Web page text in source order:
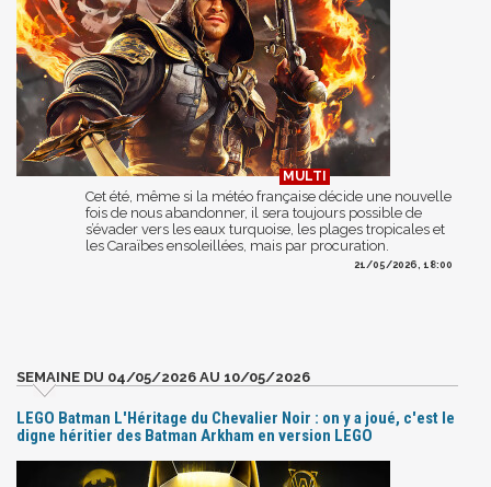
Cet été, même si la météo française décide une nouvelle
fois de nous abandonner, il sera toujours possible de
s’évader vers les eaux turquoise, les plages tropicales et
les Caraïbes ensoleillées, mais par procuration.
21/05/2026, 18:00
SEMAINE DU 04/05/2026 AU 10/05/2026
LEGO Batman L'Héritage du Chevalier Noir : on y a joué, c'est le
digne héritier des Batman Arkham en version LEGO